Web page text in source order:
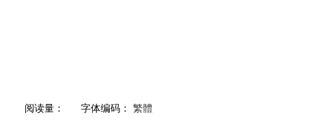
阅读量： 字体编码： 繁體